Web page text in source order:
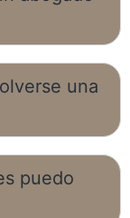
una
puedo